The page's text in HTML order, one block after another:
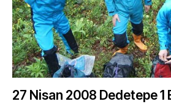
27 Nisan 2008 Dedetepe 1